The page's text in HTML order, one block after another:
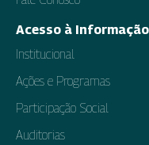
Acesso à Informação
Institucional
Ações e Programas
Participação Social
Auditorias